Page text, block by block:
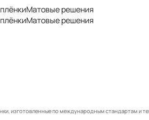
Матовые решения
Матовые решения
по международным стандартам и